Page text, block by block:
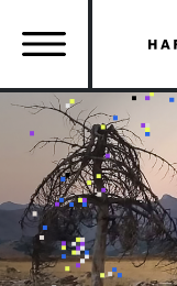
atla
Ana
gezinti
menüsü